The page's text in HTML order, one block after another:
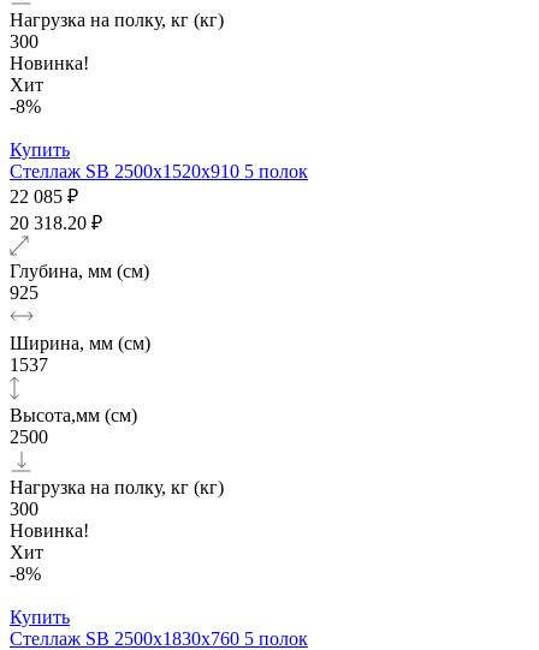
Нагрузка на полку, кг (кг)
300
Новинка!
Хит
-8%
Купить
Стеллаж SB 2500x1520x910 5 полок
22 085 ₽
20 318.20 ₽
Глубина, мм (см)
925
Ширина, мм (см)
1537
Высота,мм (см)
2500
Нагрузка на полку, кг (кг)
300
Новинка!
Хит
-8%
Купить
Стеллаж SB 2500x1830x760 5 полок